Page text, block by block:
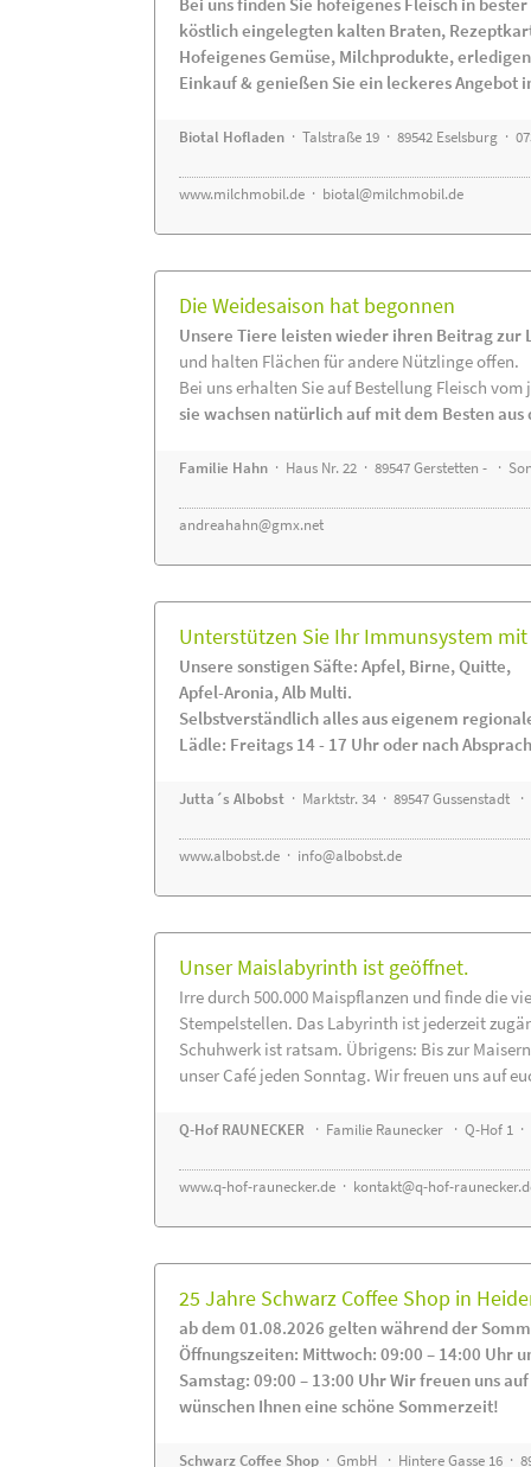
köstlich eingelegten kalten Braten,
Hofeigenes Gemüse, Milchprodukte,
Einkauf & genießen Sie ein leckeres Angebot
Biotal Hofladen · Talstraße 19 · 89542 Eselsburg ·
www.milchmobil.de · biotal@milchmobil.de
Die Weidesaison hat begonnen
Unsere Tiere leisten wieder ihren Beitrag zur
und halten Flächen für andere Nützlinge offen.
Bei uns erhalten Sie auf Bestellung Fleisch
sie wachsen natürlich auf mit dem Besten aus
Familie Hahn · Haus Nr. 22 · 89547 Gerstetten - ·
andreahahn@gmx.net
Unterstützen Sie Ihr Immunsystem
Unsere sonstigen Säfte: Apfel, Birne, Quitte,
Apfel-Aronia, Alb Multi.
Selbstverständlich alles aus eigenem
Lädle: Freitags 14 - 17 Uhr oder nach
Jutta´s Albobst · Marktstr. 34 · 89547 Gussenstadt ·
www.albobst.de · info@albobst.de
Unser Maislabyrinth ist geöffnet.
Irre durch 500.000 Maispflanzen und finde die
Stempelstellen. Das Labyrinth ist jederzeit
Schuhwerk ist ratsam. Übrigens: Bis zur
unser Café jeden Sonntag. Wir freuen uns auf
Q-Hof RAUNECKER · Familie Raunecker · Q-Hof 1
www.q-hof-raunecker.de · kontakt@q-hof-
25 Jahre Schwarz Coffee Shop in
ab dem 01.08.2026 gelten während der
Öffnungszeiten: Mittwoch: 09:00 – 14:00 Uhr
Samstag: 09:00 – 13:00 Uhr Wir freuen uns
wünschen Ihnen eine schöne Sommerzeit!
Schwarz Coffee Shop · GmbH · Hintere Gasse 16 ·